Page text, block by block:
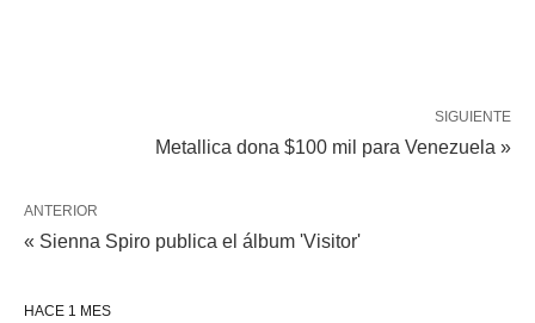
SIGUIENTE
Metallica dona $100 mil para Venezuela »
ANTERIOR
« Sienna Spiro publica el álbum 'Visitor'
HACE 1 MES